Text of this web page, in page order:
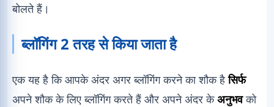
बोलते हैं।
ब्लॉगिंग 2 तरह से किया जाता है
एक यह है कि आपके अंदर अगर ब्लॉगिंग करने का शौक हैसिर्फ
अपने शौक के लिए ब्लॉगिंग करते हैं और अपने अंदर केअनुभवको